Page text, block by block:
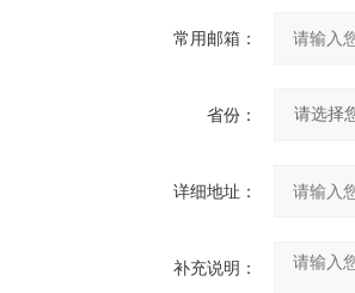
常用邮箱：
省份：
详细地址：
补充说明：